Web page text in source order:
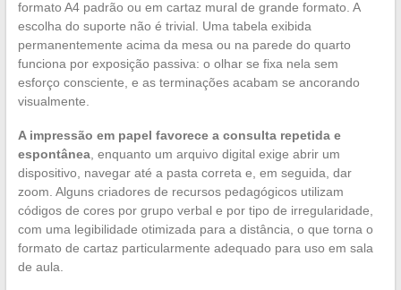
formato A4 padrão ou em cartaz mural de grande formato. A
escolha do suporte não é trivial. Uma tabela exibida
permanentemente acima da mesa ou na parede do quarto
funciona por exposição passiva: o olhar se fixa nela sem
esforço consciente, e as terminações acabam se ancorando
visualmente.
A impressão em papel favorece a consulta repetida e
espontânea, enquanto um arquivo digital exige abrir um
dispositivo, navegar até a pasta correta e, em seguida, dar
zoom. Alguns criadores de recursos pedagógicos utilizam
códigos de cores por grupo verbal e por tipo de irregularidade,
com uma legibilidade otimizada para a distância, o que torna o
formato de cartaz particularmente adequado para uso em sala
de aula.